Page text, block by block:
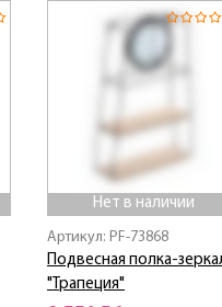
Нет в наличии
Артикул: PF-73868
Подвесная полка-
"Трапеция"